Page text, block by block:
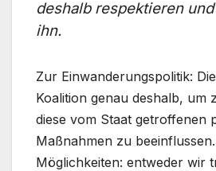
deshalb respektieren
ihn.
Zur Einwanderungspolitik:
Koalition genau deshalb, um
diese vom Staat getroffenen
Maßnahmen zu
Möglichkeiten: entweder wir